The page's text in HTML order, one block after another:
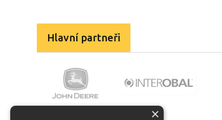
Hlavní partneři
×